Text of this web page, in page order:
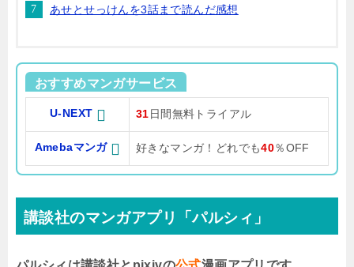
あせとせっけんを3話まで読んだ感想
おすすめマンガサービス
U-NEXT 31 日間無料トライアル
Amebaマンガ 好きなマンガ！どれでも40％OFF
講談社のマンガアプリ「パルシィ」